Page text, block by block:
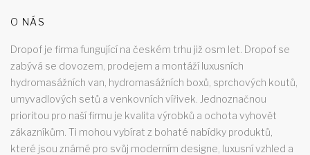
O NÁS
Dropof je firma fungující na českém trhu již osm let. Dropof se
zabývá se dovozem, prodejem a montáží luxusních
hydromasážních van, hydromasážních boxů, sprchových koutů,
umyvadlových setů a venkovních vířivek. Jednoznačnou
prioritou pro naší firmu je kvalita výrobků a ochota vyhovět
zákazníkům. Ti mohou vybírat z bohaté nabídky produktů,
které jsou známé pro svůj moderním designe, luxusní vzhled a